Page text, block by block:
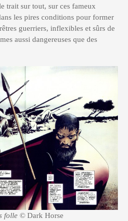
trait sur tout, sur ces fameux
les pires conditions pour former
guerriers, inflexibles et sûrs de
aussi dangereuses que des
folle © Dark Horse